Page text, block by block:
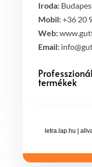
Iroda:
Mobil:+36 20
Web:
Email:
termékek
letra.lap.hu